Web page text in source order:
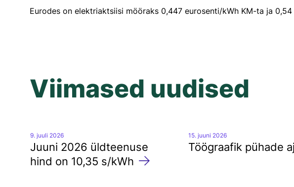
Katkestused
Talumistasu
Eurodes on elektriaktsiisi mööraks 0,447 eurosenti/kWh KM-ta ja
Viimased uudised
9. juuli 2026
Juuni 2026 üldteenuse
hind on 10,35 s/kWh
15. juuni 2026
Töögraafik pühade